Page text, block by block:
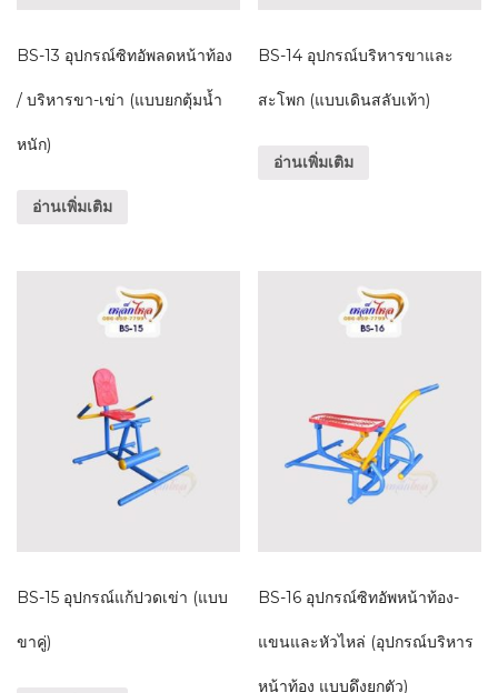
BS-13 อุปกรณ์ซิทอัพลดหน้าท้อง
/ บริหารขา-เข่า (แบบยกตุ้มน้ำ
หนัก)
อ่านเพิ่มเติม
BS-14 อุปกรณ์บริหารขาและ
สะโพก (แบบเดินสลับเท้า)
อ่านเพิ่มเติม
BS-15 อุปกรณ์แก้ปวดเข่า (แบบ
ขาคู่)
BS-16 อุปกรณ์ซิทอัพหน้าท้อง-
แขนและหัวไหล่ (อุปกรณ์บริหาร
หน้าท้อง แบบดึงยกตัว)